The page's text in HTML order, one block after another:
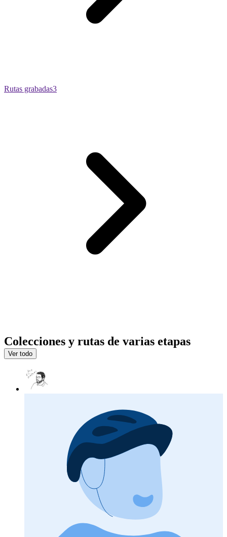
Rutas grabadas3
Colecciones y rutas de varias etapas
Ver todo